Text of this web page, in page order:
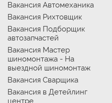
Вакансия Автомеханика
Вакансия Рихтовщик
Вакансия Подборщик
автозапчастей
Вакансия Мастер
шиномонтажа - На
выездной шиномонтаж
Вакансия Сварщика
Вакансия в Детейлинг
центре